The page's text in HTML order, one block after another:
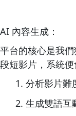
AI 內容生成：
平台的核心是我
段短影片，系統便
分析影片難
生成雙語互